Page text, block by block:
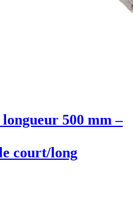
500 mm –
court/long